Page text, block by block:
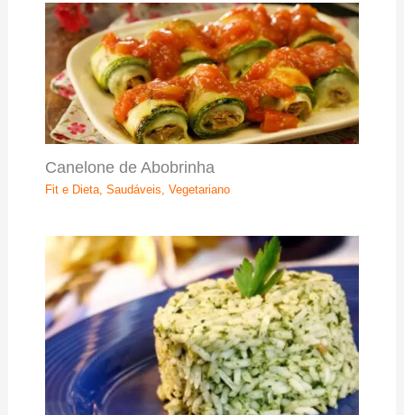
Canelone de Abobrinha
Fit e Dieta, Saudáveis Vegetariano